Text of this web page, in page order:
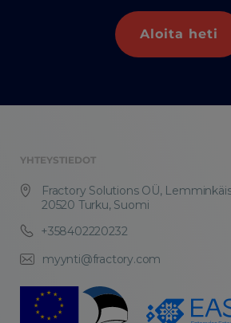
Aloita heti
YHTEYSTIEDOT
Fractory Solutions OÜ,
20520 Turku, Suomi
+358402220232
myynti@fractory.com